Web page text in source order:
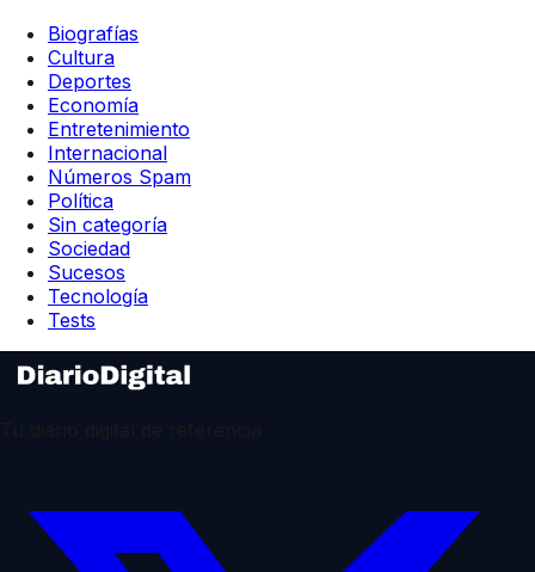
Biografías
Cultura
Deportes
Economía
Entretenimiento
Internacional
Números Spam
Política
Sin categoría
Sociedad
Sucesos
Tecnología
Tests